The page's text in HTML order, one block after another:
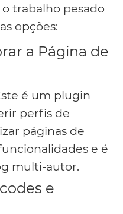
trabalho pesado
opções:
a Página de
é um plugin
perfis de
páginas de
e é
multi-autor.
e